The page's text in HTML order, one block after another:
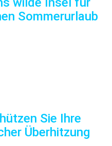
Sommerurlaub
Sie Ihre
Überhitzung